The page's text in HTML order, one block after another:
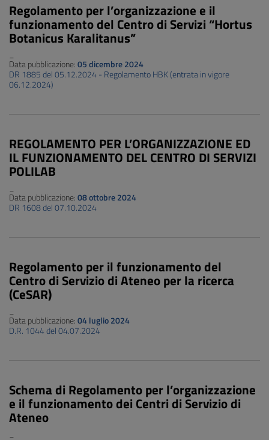
Regolamento per l’organizzazione e il
funzionamento del Centro di Servizi “Hortus
Botanicus Karalitanus”
Data pubblicazione:05 dicembre 2024
DR 1885 del 05.12.2024 - Regolamento HBK (entrata in vigore
06.12.2024)
REGOLAMENTO PER L’ORGANIZZAZIONE ED
IL FUNZIONAMENTO DEL CENTRO DI SERVIZI
POLILAB
Data pubblicazione:08 ottobre 2024
DR 1608 del 07.10.2024
Regolamento per il funzionamento del
Centro di Servizio di Ateneo per la ricerca
(CeSAR)
Data pubblicazione:04 luglio 2024
D.R. 1044 del 04.07.2024
Schema di Regolamento per l’organizzazione
e il funzionamento dei Centri di Servizio di
Ateneo